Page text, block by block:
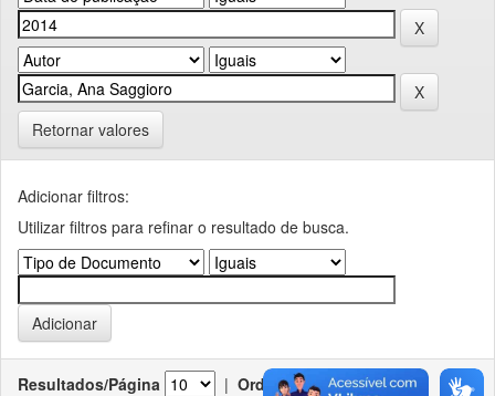
Retornar valores
Adicionar filtros:
Utilizar filtros para refinar o resultado de busca.
Resultados/Página | Ordenar registros por